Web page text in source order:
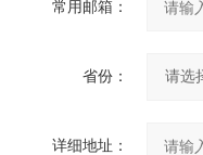
常用邮箱：
省份：
详细地址：